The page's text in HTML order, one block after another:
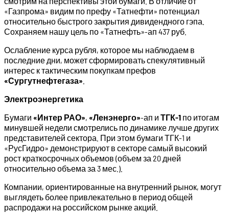
«Газпрома» видим по префу «Татнефти» потенциал
относительно быстрого закрытия дивидендного гэпа.
Сохраняем нашу цель по «Татнефть»-ап 437 руб.
Ослабление курса рубля, которое мы наблюдаем в
последние дни, может сформировать спекулятивный
интерес к тактическим покупкам префов
«Сургутнефтегаза»
Электроэнергетика
Бумаги «Интер РАО», «Ленэнерго»-ап и ТГК-1 по итогам
минувшей недели смотрелись по динамике лучше других
представителей сектора. При этом бумаги ТГК-1 и
«РусГидро» демонстрируют в секторе самый высокий
рост краткосрочных объемов (объем за 20 дней
относительно объема за 3 мес.).
Компании, ориентированные на внутренний рынок, могут
выглядеть более привлекательно в период общей
распродажи на российском рынке акций.